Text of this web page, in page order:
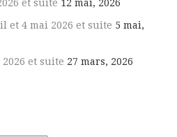
et suite 12 mai, 2026
et 4 mai 2026 et suite 5 mai,
et suite 27 mars, 2026